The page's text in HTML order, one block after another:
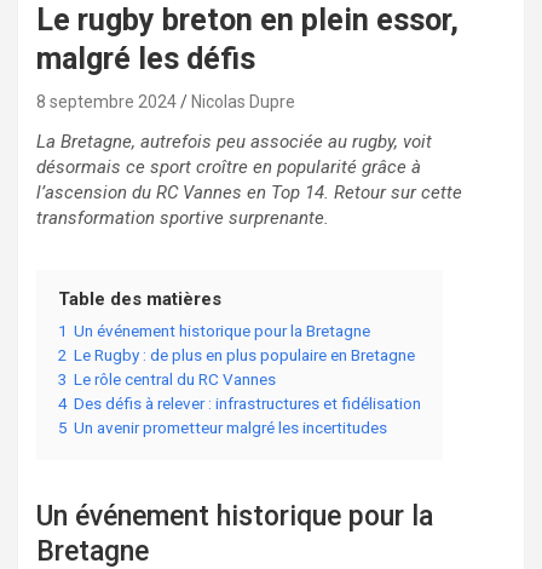
Le rugby breton en plein essor,
malgré les défis
8 septembre 2024 Nicolas Dupre
La Bretagne, autrefois peu associée au rugby, voit
désormais ce sport croître en popularité grâce à
l’ascension du RC Vannes en Top 14. Retour sur cette
transformation sportive surprenante.
Table des matières
1 Un événement historique pour la Bretagne
2 Le Rugby : de plus en plus populaire en Bretagne
3 Le rôle central du RC Vannes
4 Des défis à relever : infrastructures et fidélisation
5 Un avenir prometteur malgré les incertitudes
Un événement historique pour la
Bretagne